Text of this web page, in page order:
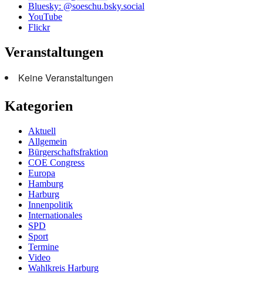
Bluesky: @soeschu.bsky.social
YouTube
Flickr
Veranstaltungen
Keine Veranstaltungen
Kategorien
Aktuell
Allgemein
Bürgerschaftsfraktion
COE Congress
Europa
Hamburg
Harburg
Innenpolitik
Internationales
SPD
Sport
Termine
Video
Wahlkreis Harburg